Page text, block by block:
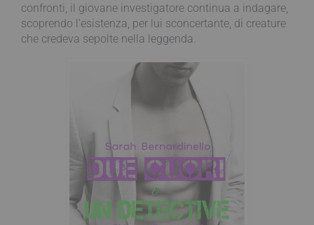
confronti, il giovane investigatore continua a indagare,
scoprendo l’esistenza, per lui sconcertante, di creature
che credeva sepolte nella leggenda.